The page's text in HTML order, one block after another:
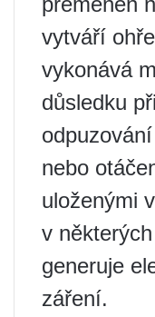
vytváří
vykonává
důsledku
nebo
uloženými
v
generuje
záření.